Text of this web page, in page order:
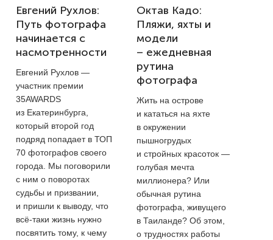
Евгений Рухлов:
Путь фотографа
начинается с
насмотренности
Евгений Рухлов —
участник премии
35AWARDS
из Екатеринбурга,
который второй год
подряд попадает в ТОП
70 фотографов своего
города. Мы поговорили
с ним о поворотах
судьбы и призвании,
и пришли к выводу, что
всё-таки жизнь нужно
посвятить тому, к чему
Октав Кадо:
Пляжи, яхты и
модели
– ежедневная
рутина
фотографа
Жить на острове
и кататься на яхте
в окружении
пышногрудых
и стройных красоток —
голубая мечта
миллионера? Или
обычная рутина
фотографа, живущего
в Таиланде? Об этом,
о трудностях работы